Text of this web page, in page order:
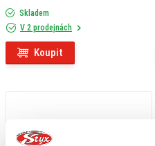
Skladem
V 2 prodejnách
Koupit